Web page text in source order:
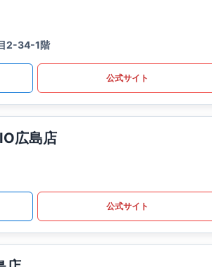
2-34-1階
公式サイト
広島店
公式サイト